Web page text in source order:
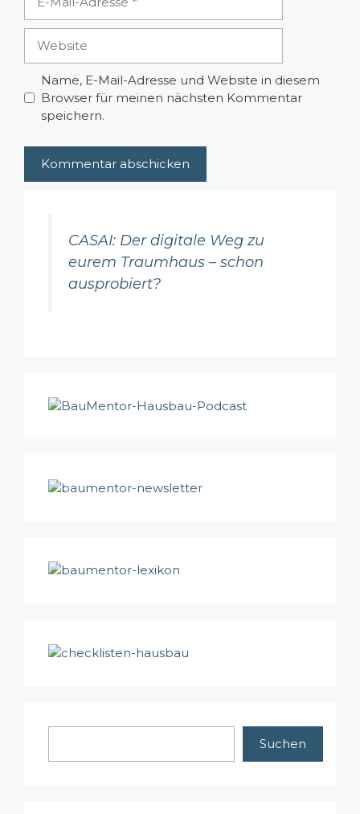
Mail-
Adresse
Name, E-Mail-Adresse und Website in diesem
Browser für meinen nächsten Kommentar
speichern.
CASAI: Der digitale Weg zu
eurem Traumhaus – schon
ausprobiert?
Suchen